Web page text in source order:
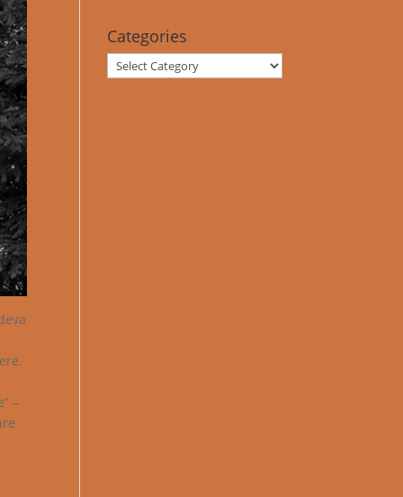
–
Categories
Categories